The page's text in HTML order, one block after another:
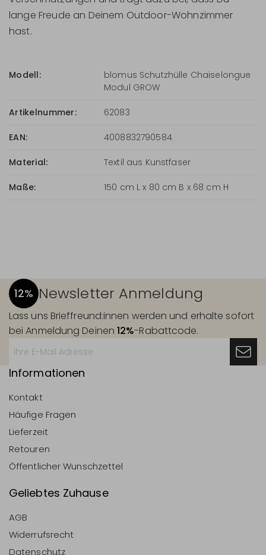
lange Freude an Deinem Outdoor-Wohnzimmer
hast.
Modell:
blomus Schutzhülle Chaiselongue
Modul GROW
Artikelnummer: 62083
EAN: 4008832790584
Material: Textil aus Kunstfaser
Maße: 150 cm L x 80 cm B x 68 cm H
12% Newsletter Anmeldung
Lass uns Brieffreund:innen werden und erhalte sofort
bei Anmeldung Deinen12%-Rabattcode.
Informationen
Kontakt
Häufige Fragen
Lieferzeit
Retouren
Öffentlicher Wunschzettel
Geliebtes Zuhause
AGB
Widerrufsrecht
Datenschutz